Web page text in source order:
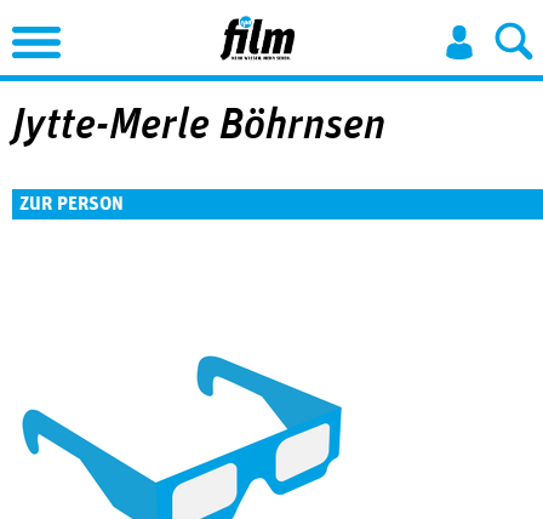
Jump to Navigation
Jytte-Merle Böhrnsen
ZUR PERSON